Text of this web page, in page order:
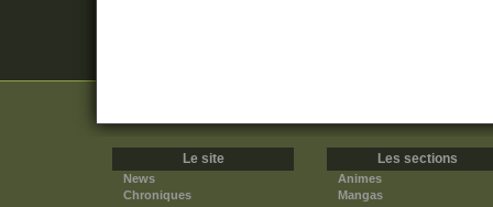
Le site
News
Chroniques
Les sections
Animes
Mangas